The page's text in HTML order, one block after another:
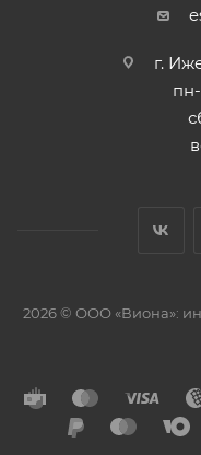
г.
2026 © ООО «Виона»: